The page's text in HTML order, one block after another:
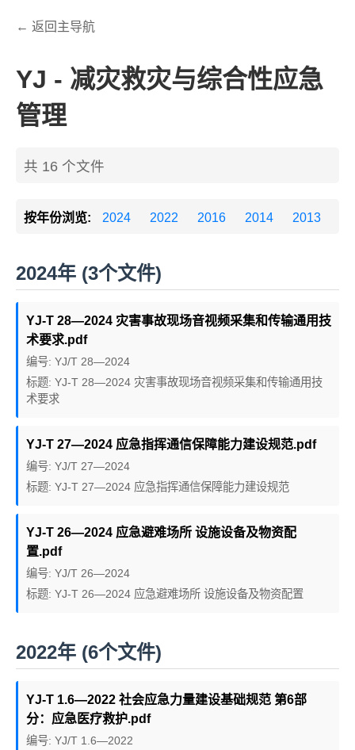
← 返回主导航
YJ - 减灾救灾与综合性应急
管理
共 16 个文件
按年份浏览: 2024 2022 2016 2014 2013
2024年 (3个文件)
YJ-T 28—2024 灾害事故现场音视频采集和传输通用技
术要求.pdf
编号: YJ/T 28—2024
标题: YJ-T 28—2024 灾害事故现场音视频采集和传输通用技
术要求
YJ-T 27—2024 应急指挥通信保障能力建设规范.pdf
编号: YJ/T 27—2024
标题: YJ-T 27—2024 应急指挥通信保障能力建设规范
YJ-T 26—2024 应急避难场所 设施设备及物资配
置.pdf
编号: YJ/T 26—2024
标题: YJ-T 26—2024 应急避难场所 设施设备及物资配置
2022年 (6个文件)
YJ-T 1.6—2022 社会应急力量建设基础规范 第6部
分：应急医疗救护.pdf
编号: YJ/T 1.6—2022